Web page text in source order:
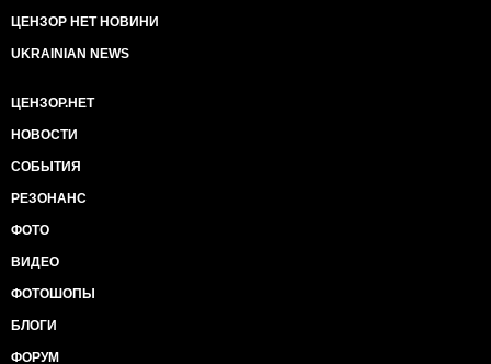
ЦЕНЗОР НЕТ НОВИНИ
UKRAINIAN NEWS
ЦЕНЗОР.НЕТ
НОВОСТИ
СОБЫТИЯ
РЕЗОНАНС
ФОТО
ВИДЕО
ФОТОШОПЫ
БЛОГИ
ФОРУМ